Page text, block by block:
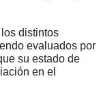
distintos
evaluados por
su estado de
en el